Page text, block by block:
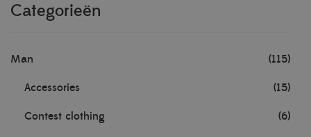
Categorieën
Man (115)
Accessories (15)
Contest clothing (6)